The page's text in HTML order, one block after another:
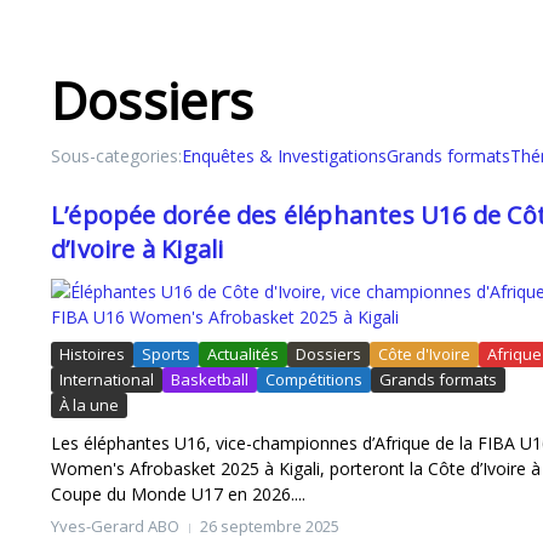
Les JCA Kings en mission à Rabat pour BAL
Paul-Auguste AKÉ : Le Géant du Sprint
Dossiers
Sous-categories:Enquêtes & InvestigationsGrands formats
L’épopée dorée des éléphantes U16 de
d’Ivoire à Kigali
Histoires Sports Actualités Dossiers Côte d'Ivoire
Afrique
International
Basketball Compétitions
Grands formats
À la une
Les éléphantes U16, vice-championnes d’Afrique de la FIBA
Women's Afrobasket 2025 à Kigali, porteront la Côte d’Ivoire à
Coupe du Monde U17 en 2026....
Yves-Gerard ABO 26 septembre 2025